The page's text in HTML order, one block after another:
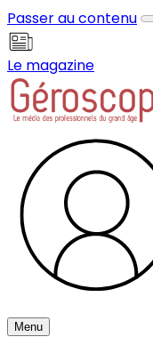
Passer au contenu
Le magazine
Menu
Panneau de gestion